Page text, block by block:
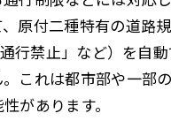
原付二種特有の道路
行禁止」など）を自
これは都市部や一部
があります。